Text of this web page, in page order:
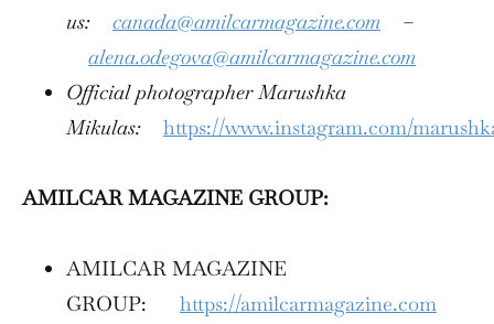
us: canada@amilcarmagazine.com –
alena.odegova@amilcarmagazine.com
Official photographer Marushka
Mikulas:
https://www.instagram.com/
AMILCAR MAGAZINE GROUP:
AMILCAR MAGAZINE
GROUP: https://amilcarmagazine.com